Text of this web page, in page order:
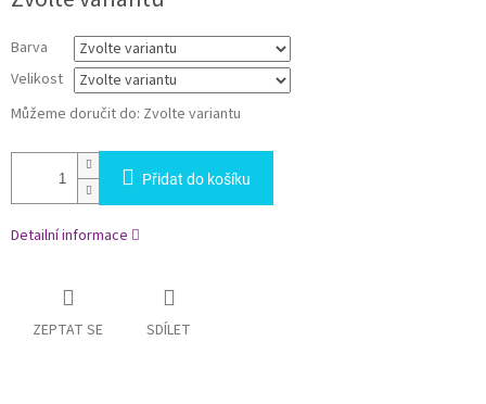
Barva
Velikost
Můžeme doručit do: Zvolte variantu
Přidat do košíku
Detailní informace
ZEPTAT SE SDÍLET